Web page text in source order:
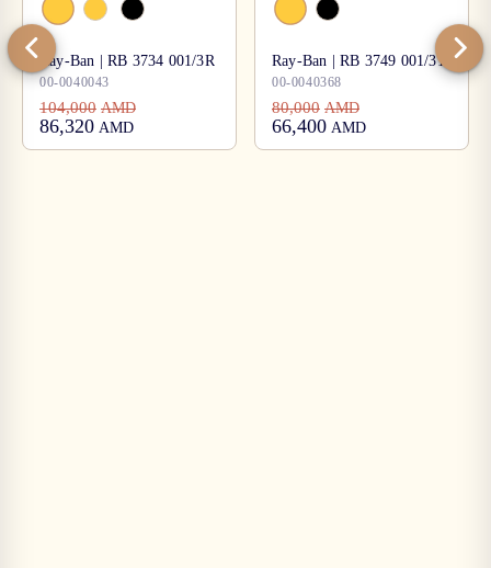
Ray-Ban | RB 3734 001/3R
00-0040043
104,000 AMD
86,320 AMD
Ray-Ban | RB 3749 001/31
00-0040368
80,000 AMD
66,400 AMD